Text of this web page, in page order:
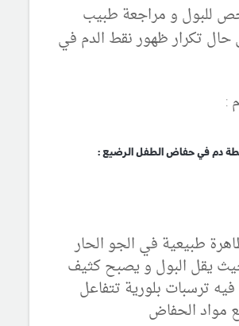
للبول و مراجعة طبيب
حال تكرار ظهور نقط الدم في
:
دم في حفاض الطفل الرضيع :
طبيعية في الجو الحار
يقل البول و يصبح كثيف
ترسبات بلورية تتفاعل
مواد الحفاض